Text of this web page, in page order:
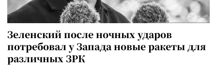
Зеленский после ночных ударов
потребовал у Запада новые ракеты для
различных ЗРК